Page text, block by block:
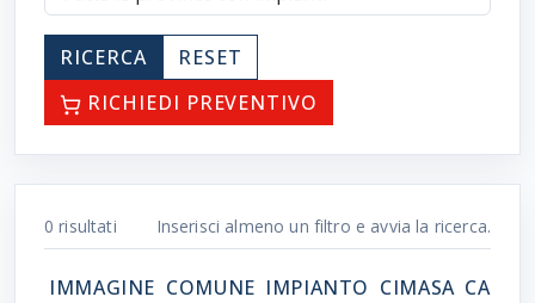
RICERCA
RESET
RICHIEDI PREVENTIVO
0 risultati Inserisci almeno un filtro e avvia la ricerca.
IMMAGINE COMUNE IMPIANTO CIMASA